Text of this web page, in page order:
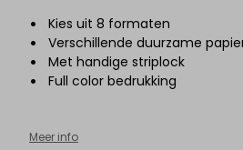
Kies uit 8 formaten
Verschillende duurzame
Met handige striplock
Full color bedrukking
Meer info